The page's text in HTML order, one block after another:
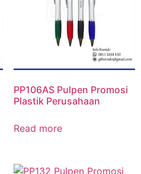
PP106AS Pulpen Promosi
Plastik Perusahaan
Read more